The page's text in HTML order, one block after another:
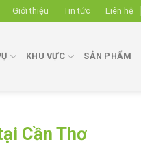
Giới thiệu Tin tức Liên hệ
KHU VỰC SẢN PHẨM
Cần Thơ